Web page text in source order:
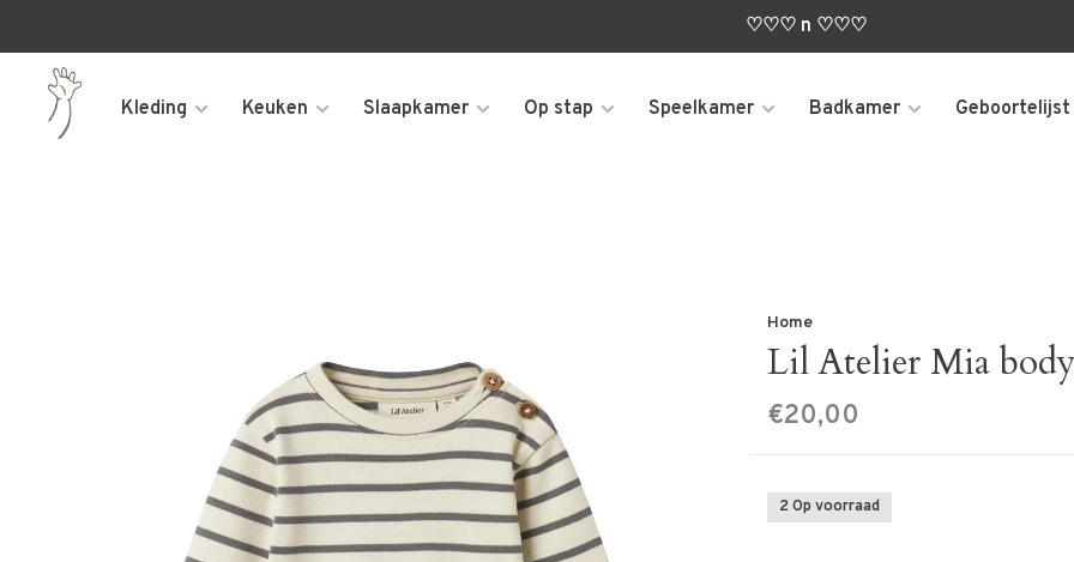
♡♡♡ n ♡♡♡
Kleding Keuken Slaapkamer Op stap Speelkamer Badkamer Geboortelijst
Home
Lil Atelier Mia
€20,00
2 Op voorraad